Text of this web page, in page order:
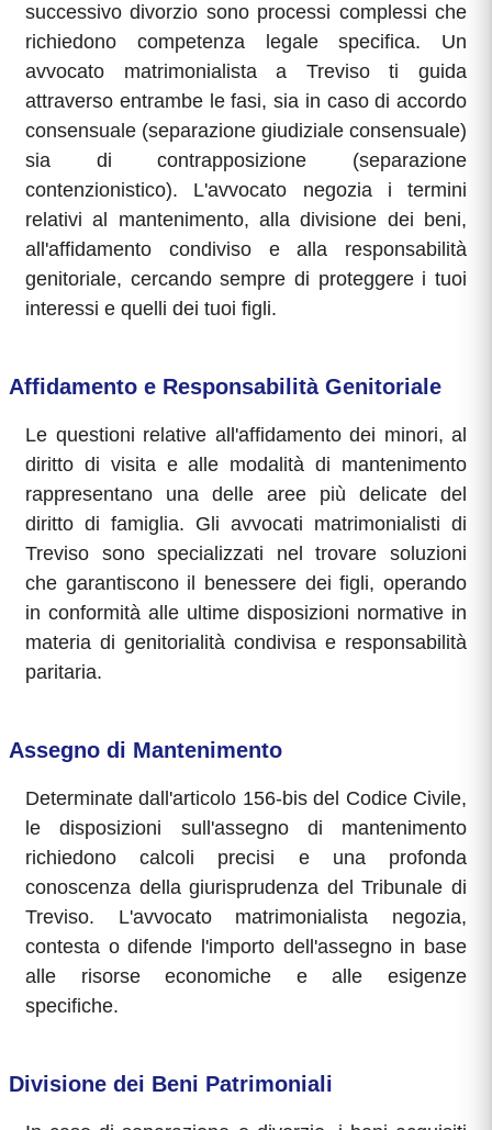
successivo divorzio sono processi complessi che
richiedono competenza legale specifica. Un
avvocato matrimonialista a Treviso ti guida
attraverso entrambe le fasi, sia in caso di accordo
consensuale (separazione giudiziale consensuale)
sia di contrapposizione (separazione
contenzionistico). L'avvocato negozia i termini
relativi al mantenimento, alla divisione dei beni,
all'affidamento condiviso e alla responsabilità
genitoriale, cercando sempre di proteggere i tuoi
interessi e quelli dei tuoi figli.
Affidamento e Responsabilità Genitoriale
Le questioni relative all'affidamento dei minori, al
diritto di visita e alle modalità di mantenimento
rappresentano una delle aree più delicate del
diritto di famiglia. Gli avvocati matrimonialisti di
Treviso sono specializzati nel trovare soluzioni
che garantiscono il benessere dei figli, operando
in conformità alle ultime disposizioni normative in
materia di genitorialità condivisa e responsabilità
paritaria.
Assegno di Mantenimento
Determinate dall'articolo 156-bis del Codice Civile,
le disposizioni sull'assegno di mantenimento
richiedono calcoli precisi e una profonda
conoscenza della giurisprudenza del Tribunale di
Treviso. L'avvocato matrimonialista negozia,
contesta o difende l'importo dell'assegno in base
alle risorse economiche e alle esigenze
specifiche.
Divisione dei Beni Patrimoniali